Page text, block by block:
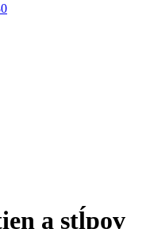
a stĺpov